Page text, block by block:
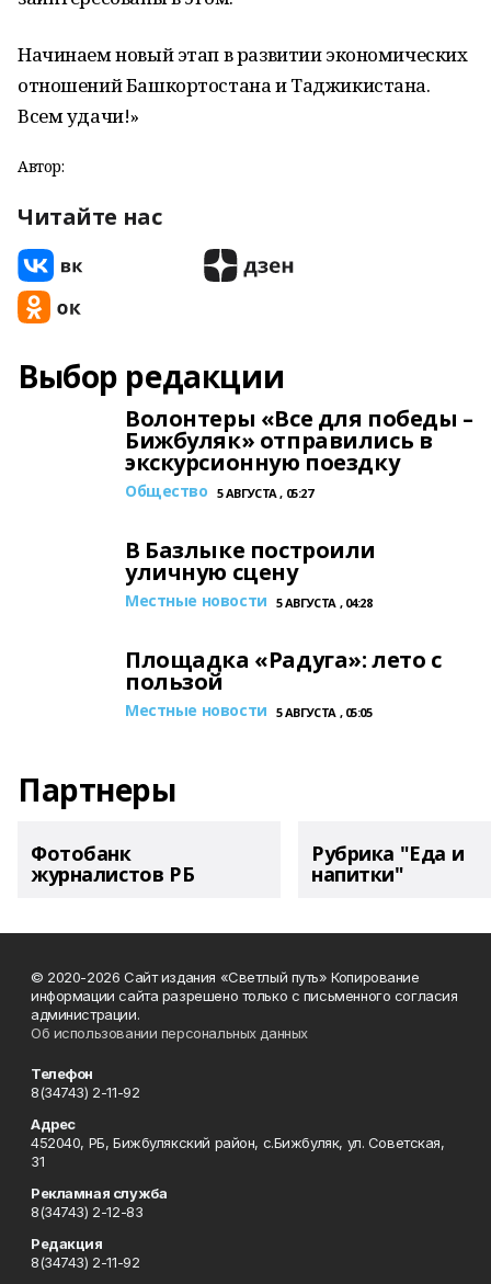
Начинаем новый этап в развитии экономических
отношений Башкортостана и Таджикистана.
Всем удачи!»
Автор:
Читайте нас
Выбор редакции
Волонтеры «Все для победы –
Бижбуляк» отправились в
экскурсионную поездку
Общество 5 АВГУСТА , 05:27
В Базлыке построили
уличную сцену
Местные новости 5 АВГУСТА , 04:28
Площадка «Радуга»: лето с
пользой
Местные новости 5 АВГУСТА , 05:05
Партнеры
Фотобанк
журналистов РБ
Рубрика "Еда и
напитки"
© 2020-2026 Сайт издания «Светлый путь» Копирование
информации сайта разрешено только с письменного согласия
администрации.
Об использовании персональных данных
Телефон
8(34743) 2-11-92
Адрес
452040, РБ, Бижбулякский район, с.Бижбуляк, ул. Советская,
31
Рекламная служба
8(34743) 2-12-83
Редакция
8(34743) 2-11-92